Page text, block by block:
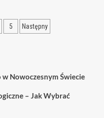
5 Następny
Nowoczesnym Świecie
– Jak Wybrać